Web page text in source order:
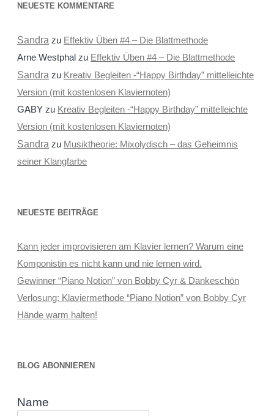
NEUESTE KOMMENTARE
Sandra zu Effektiv Üben #4 – Die Blattmethode
Arne Westphalzu Effektiv Üben #4 – Die Blattmethode
Sandra zu Kreativ Begleiten -“Happy Birthday” mittelleichte
Version (mit kostenlosen Klaviernoten)
GABYzu Kreativ Begleiten -“Happy Birthday” mittelleichte
Version (mit kostenlosen Klaviernoten)
Sandra zu Musiktheorie: Mixolydisch – das Geheimnis
seiner Klangfarbe
NEUESTE BEITRÄGE
Kann jeder improvisieren am Klavier lernen? Warum eine
Komponistin es nicht kann und nie lernen wird.
Gewinner “Piano Notion” von Bobby Cyr & Dankeschön
Verlosung: Klaviermethode “Piano Notion” von Bobby Cyr
Hände warm halten!
BLOG ABONNIEREN
Name